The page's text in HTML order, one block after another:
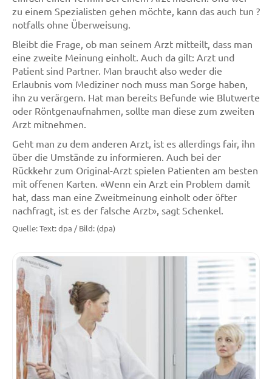
zu einem Spezialisten gehen möchte, kann das auch tun ?
notfalls ohne Überweisung.
Bleibt die Frage, ob man seinem Arzt mitteilt, dass man
eine zweite Meinung einholt. Auch da gilt: Arzt und
Patient sind Partner. Man braucht also weder die
Erlaubnis vom Mediziner noch muss man Sorge haben,
ihn zu verärgern. Hat man bereits Befunde wie Blutwerte
oder Röntgenaufnahmen, sollte man diese zum zweiten
Arzt mitnehmen.
Geht man zu dem anderen Arzt, ist es allerdings fair, ihn
über die Umstände zu informieren. Auch bei der
Rückkehr zum Original-Arzt spielen Patienten am besten
mit offenen Karten. «Wenn ein Arzt ein Problem damit
hat, dass man eine Zweitmeinung einholt oder öfter
nachfragt, ist es der falsche Arzt», sagt Schenkel.
Quelle: Text: dpa / Bild: (dpa)